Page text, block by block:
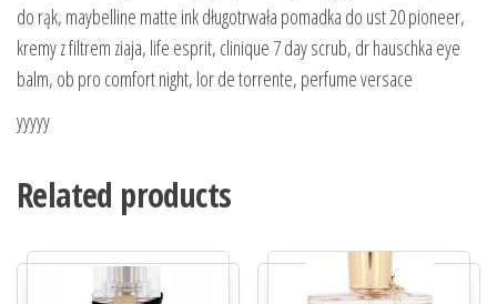
do rąk, maybelline matte ink długotrwała pomadka do ust 20 pioneer,
kremy z filtrem ziaja, life esprit, clinique 7 day scrub, dr hauschka eye
balm, ob pro comfort night, lor de torrente, perfume versace
yyyyy
Related products